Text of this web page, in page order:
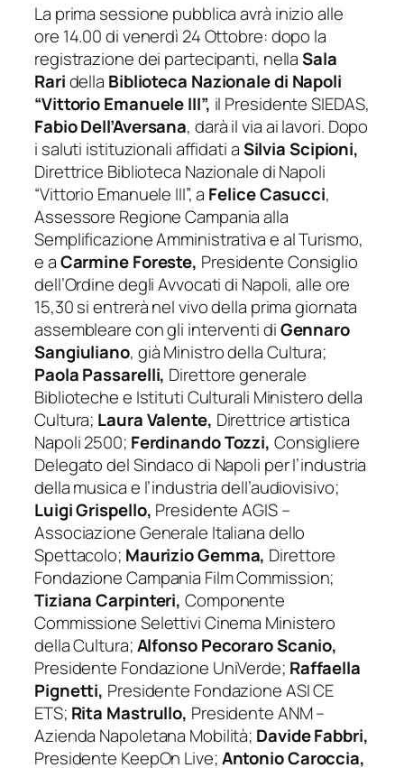
La prima sessione pubblica avrà inizio alle
ore 14.00 di venerdì 24 Ottobre: dopo la
registrazione dei partecipanti, nellaSala
Raridella Biblioteca Nazionale di Napoli
“Vittorio Emanuele III”, il Presidente SIEDAS,
Fabio Dell’Aversana, darà il via ai lavori. Dopo
i saluti istituzionali affidati aSilvia Scipioni,
Direttrice Biblioteca Nazionale di Napoli
“Vittorio Emanuele III”, a Felice Casucci,
Assessore Regione Campania alla
Semplificazione Amministrativa e al Turismo,
e aCarmine Foreste, Presidente Consiglio
dell’Ordine degli Avvocati di Napoli, alle ore
15,30 si entrerà nel vivo della prima giornata
assembleare con gli interventi diGennaro
Sangiuliano, già Ministro della Cultura;
Paola Passarelli, Direttore generale
Biblioteche e Istituti Culturali Ministero della
Cultura; Laura Valente, Direttrice artistica
Napoli 2500; Ferdinando Tozzi, Consigliere
Delegato del Sindaco di Napoli per l’industria
della musica e l’industria dell’audiovisivo;
Luigi Grispello, Presidente AGIS –
Associazione Generale Italiana dello
Spettacolo; Maurizio Gemma, Direttore
Fondazione Campania Film Commission;
Tiziana Carpinteri, Componente
Commissione Selettivi Cinema Ministero
della Cultura;Alfonso Pecoraro Scanio,
Presidente Fondazione UniVerde; Raffaella
Pignetti, Presidente Fondazione ASI CE
ETS; Rita Mastrullo, Presidente ANM –
Azienda Napoletana Mobilità; Davide Fabbri,
Presidente KeepOn Live;Antonio Caroccia,